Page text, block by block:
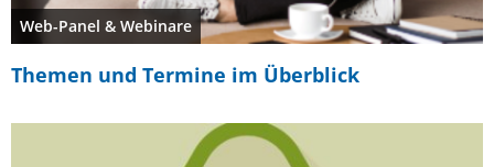
Web-Panel & Webinare
Themen und Termine im Überblick